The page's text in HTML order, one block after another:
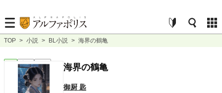
TOP > 小説 > BL小説 > 海界の鶴亀
完結 短編 海界の鶴亀
御厨 匙